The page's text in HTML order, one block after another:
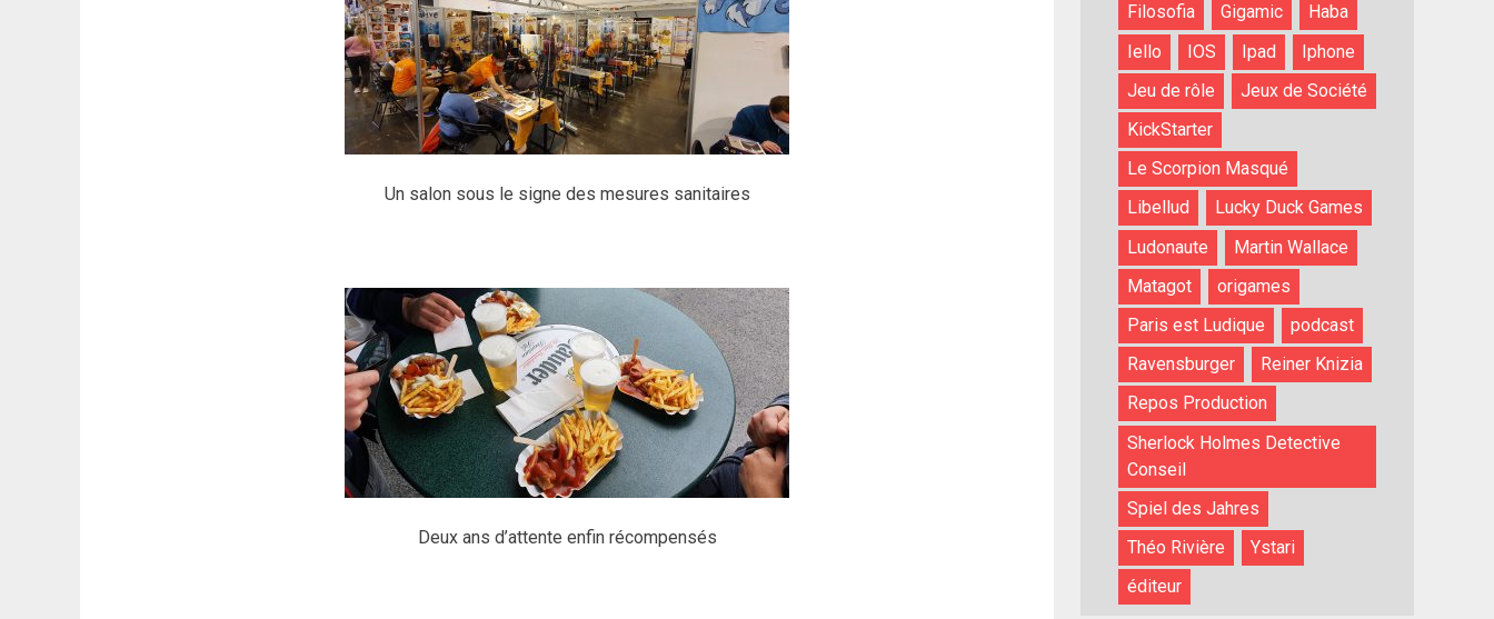
Un salon sous le signe des mesures sanitaires
Deux ans d’attente enfin récompensés
Filosofia
Gigamic
Haba
Iello
IOS Ipad
Iphone
Jeu de rôle
Jeux de Société
KickStarter
Le Scorpion Masqué
Libellud
Lucky Duck Games
Ludonaute
Martin Wallace
Matagot
origames
Paris est Ludique
podcast
Ravensburger
Reiner Knizia
Repos Production
Sherlock Holmes Detective
Conseil
Spiel des Jahres
Théo Rivière
Ystari
éditeur